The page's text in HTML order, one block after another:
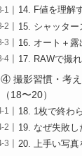
14. F値を理解
15. シャッター
16. オート＋露
17. RAWで撮
④ 撮影習慣・考
（18〜20）
18. 1枚で終わ
19. なぜ失敗し
20. 上手い写真